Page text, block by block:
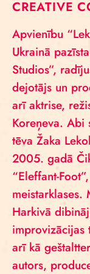
CREATIVE
Apvienību
Ukrainā
Studios”,
dejotājs un
arī aktrise,
Koreņeva. Abi
tēva Žaka
2005. gadā
“Eleffant-
meistarklases.
Harkivā
improvizācijas
arī kā
autors,